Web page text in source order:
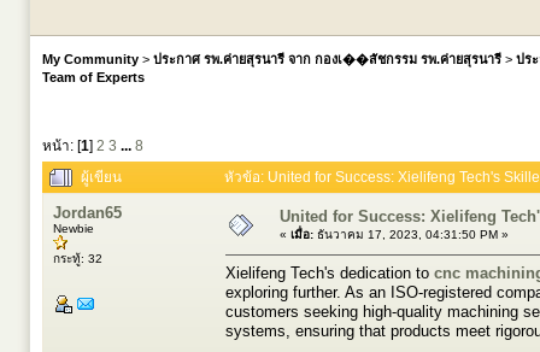
My Community > ประกาศ รพ.ค่ายสุรนารี จาก กองเ��สัชกรรม รพ.ค่ายสุรนารี > ปร
Team of Experts
หน้า: [1] 2 3 ... 8
ผู้เขียน
หัวข้อ: United for Success: Xielifeng Tech's
Jordan65
Newbie
กระทู้: 32
United for Success: Xielifeng
« เมื่อ: ธันวาคม 17, 2023, 04:31:50 PM »
Xielifeng Tech's dedication to cnc
exploring further. As an ISO-registered
customers seeking high-quality machining
systems, ensuring that products meet